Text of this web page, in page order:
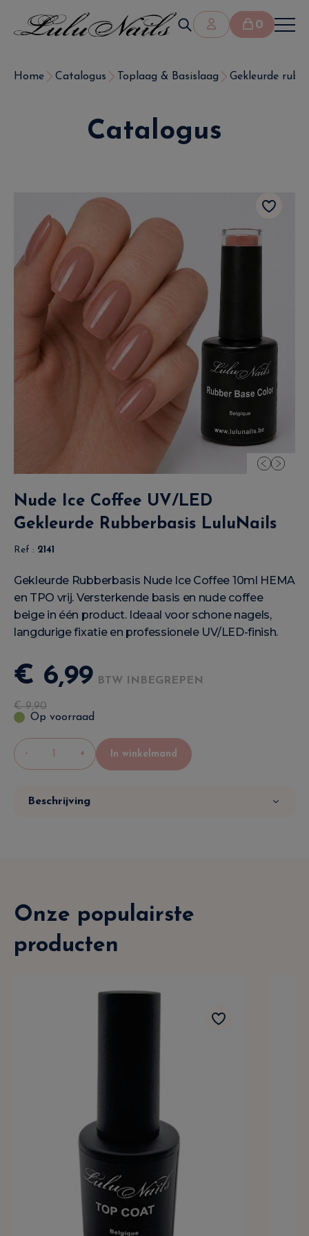
0
Home Catalogus Toplaag & Basislaag Gekleurde
Catalogus
Nude Ice Coffee UV/LED
Gekleurde Rubberbasis LuluNails
Ref : 2141
Gekleurde Rubberbasis Nude Ice Coffee 10ml HEMA
en TPO vrij. Versterkende basis en nude coffee
beige in één product. Ideaal voor schone nagels,
langdurige fixatie en professionele UV/LED-finish.
€ 6,99 BTW INBEGREPEN
€9,90
Op voorraad
- + In winkelmand
Beschrijving
Onze populairste
producten